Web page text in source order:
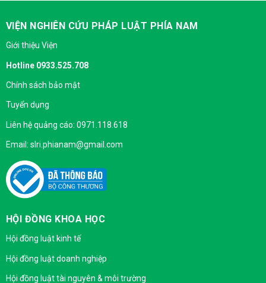
VIỆN NGHIÊN CỨU PHÁP LUẬT PHÍA NAM
Giới thiệu Viện
Hotline 0933.525.708
Chính sách bảo mật
Tuyển dụng
Liên hệ quảng cáo: 0971.118.618
Email: slri.phianam@gmail.com
HỘI ĐỒNG KHOA HỌC
Hội đồng luật kinh tế
Hội đồng luật doanh nghiệp
Hội đồng luật tài nguyên & môi trường